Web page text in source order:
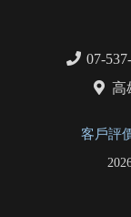
07-
高
客戶評